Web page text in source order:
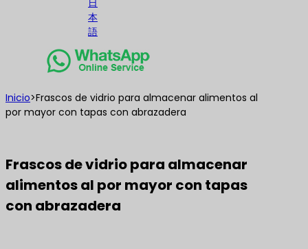
日
本
語
Inicio>Frascos de vidrio para almacenar alimentos al
por mayor con tapas con abrazadera
Frascos de vidrio para almacenar
alimentos al por mayor con tapas
con abrazadera